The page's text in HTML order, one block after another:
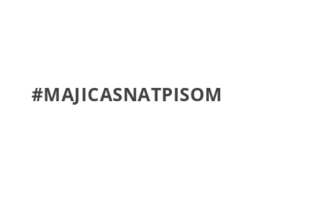
#MAJICASNATPISOM